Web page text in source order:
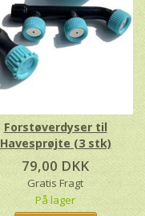
Forstøverdyser til
Havesprøjte (3 stk)
79,00 DKK
Gratis Fragt
På lager